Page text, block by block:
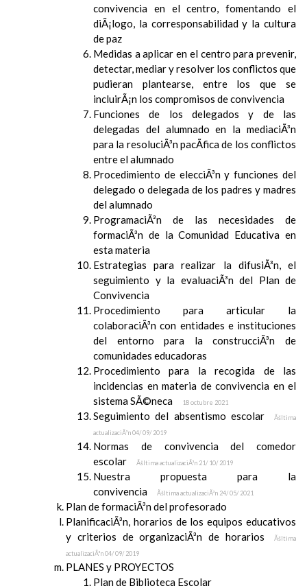
convivencia en el centro, fomentando el
diÃ¡logo, la corresponsabilidad y la cultura
de paz
Medidas a aplicar en el centro para prevenir,
detectar, mediar y resolver los conflictos que
pudieran plantearse, entre los que se
incluirÃ¡n los compromisos de convivencia
Funciones de los delegados y de las
delegadas del alumnado en la mediaciÃ³n
para la resoluciÃ³n pacÃ­fica de los conflictos
entre el alumnado
Procedimiento de elecciÃ³n y funciones del
delegado o delegada de los padres y madres
del alumnado
ProgramaciÃ³n de las necesidades de
formaciÃ³n de la Comunidad Educativa en
esta materia
Estrategias para realizar la difusiÃ³n, el
seguimiento y la evaluaciÃ³n del Plan de
Convivencia
Procedimiento para articular la
colaboraciÃ³n con entidades e instituciones
del entorno para la construcciÃ³n de
comunidades educadoras
Procedimiento para la recogida de las
incidencias en materia de convivencia en el
sistema SÃ©neca
18 octubre 2021
Seguimiento del absentismo escolar
Ãšltima
actualizaciÃ³n 04/ 09/ 2019
Normas de convivencia del comedor
escolar
Ãšltima actualizaciÃ³n 21/ 10/ 2019
Nuestra propuesta para la
convivencia
Ãšltima actualizaciÃ³n 24/ 05/ 2021
Plan de formaciÃ³n del profesorado
PlanificaciÃ³n, horarios de los equipos educativos
y criterios de organizaciÃ³n de horarios
Ãšltima
actualizaciÃ³n 04/ 09/ 2019
PLANES y PROYECTOS
Plan de Biblioteca Escolar